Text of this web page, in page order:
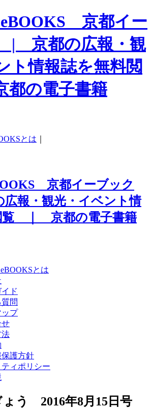
とは
とは
ド
問
プ
せ
法
護方針
ィポリシー
う 2016年8月15日号